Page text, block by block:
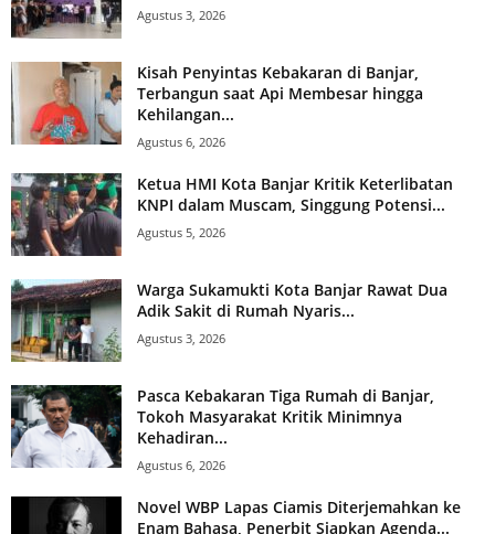
Agustus 3, 2026
Kisah Penyintas Kebakaran di Banjar,
Terbangun saat Api Membesar hingga
Kehilangan...
Agustus 6, 2026
Ketua HMI Kota Banjar Kritik Keterlibatan
KNPI dalam Muscam, Singgung Potensi...
Agustus 5, 2026
Warga Sukamukti Kota Banjar Rawat Dua
Adik Sakit di Rumah Nyaris...
Agustus 3, 2026
Pasca Kebakaran Tiga Rumah di Banjar,
Tokoh Masyarakat Kritik Minimnya
Kehadiran...
Agustus 6, 2026
Novel WBP Lapas Ciamis Diterjemahkan ke
Enam Bahasa, Penerbit Siapkan Agenda...